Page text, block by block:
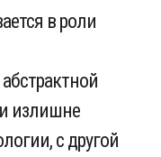
в роли
излишне
с другой